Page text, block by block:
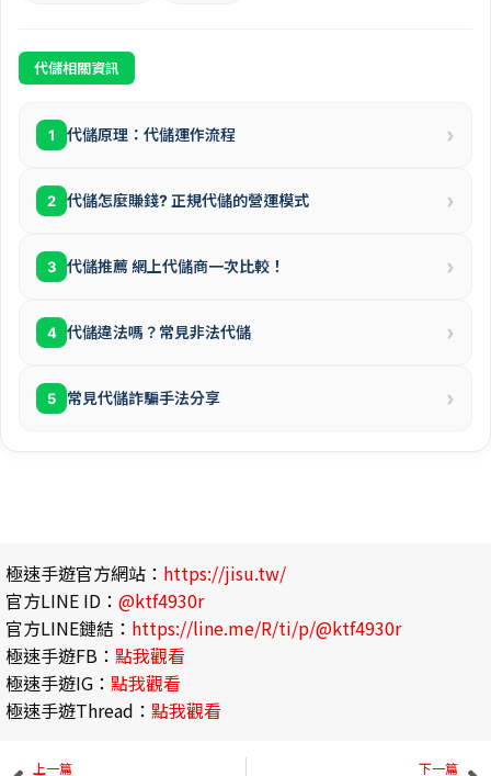
代儲相關資訊
1 代儲原理：代儲運作流程 ›
2 代儲怎麼賺錢? 正規代儲的營運模式 ›
3 代儲推薦 網上代儲商一次比較！ ›
4 代儲違法嗎？常見非法代儲 ›
5 常見代儲詐騙手法分享 ›
極速手遊官方網站： https://jisu.tw/
官方LINE ID： @ktf4930r
官方LINE鏈結： https://line.me/R/ti/p/@ktf4930r
極速手遊FB： 點我觀看
極速手遊IG： 點我觀看
極速手遊Thread： 點我觀看
上一篇 下一篇